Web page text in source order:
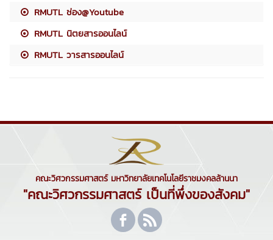
RMUTL ช่อง@Youtube
RMUTL นิตยสารออนไลน์
RMUTL วารสารออนไลน์
คณะวิศวกรรมศาสตร์ มหาวิทยาลัยเทคโนโลยีราชมงคลล้านนา
"คณะวิศวกรรมศาสตร์ เป็นที่พึ่งของสังคม"